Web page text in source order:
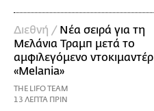
Διεθνή / Νέα σειρά για τη
Μελάνια Τραμπ μετά το
αμφιλεγόμενο ντοκιμαντέρ
«Melania»
THE LIFO TEAM
13 ΛΕΠΤΑ ΠΡΙΝ